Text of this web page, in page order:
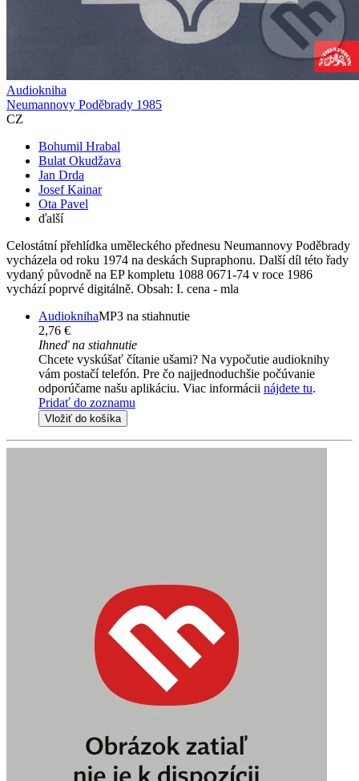
Audiokniha
Neumannovy Poděbrady 1985
CZ
Bohumil Hrabal
Bulat Okudžava
Jan Drda
Josef Kainar
Ota Pavel
ďalší
Celostátní přehlídka uměleckého přednesu Neumannovy Poděbrady
vycházela od roku 1974 na deskách Supraphonu. Další díl této řady
vydaný původně na EP kompletu 1088 0671-74 v roce 1986
vychází poprvé digitálně. Obsah: I. cena - mla
AudioknihaMP3 na stiahnutie
2,76 €
Ihneď na stiahnutie
Chcete vyskúšať čítanie ušami? Na vypočutie audioknihy
vám postačí telefón. Pre čo najjednoduchšie počúvanie
odporúčame našu aplikáciu. Viac informácii nájdete tu.
Pridať do zoznamu
Vložiť do košíka